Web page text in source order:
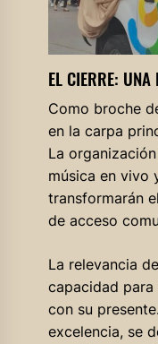
EL CIERRE: UNA
Como broche
en la carpa
La
música en vivo
transformarán
de acceso
La relevancia
capacidad
con su
excelencia, se